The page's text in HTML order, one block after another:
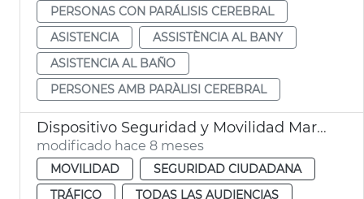
PERSONAS CON PARÁLISIS CEREBRAL
ASISTENCIA
ASSISTÈNCIA AL BANY
ASISTENCIA AL BAÑO
PERSONES AMB PARÀLISI CEREBRAL
Dispositivo Seguridad y Movilidad Maratón
modificado hace 8 meses
MOVILIDAD
SEGURIDAD CIUDADANA
TRÁFICO
TODAS LAS AUDIENCIAS